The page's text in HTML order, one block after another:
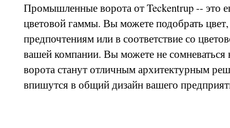
Промышленные ворота от Teckentrup -- это
цветовой гаммы. Вы можете подобрать
предпочтениям или в соответствие со
вашей компании. Вы можете не
ворота станут отличным архитектурным
впишутся в общий дизайн вашего